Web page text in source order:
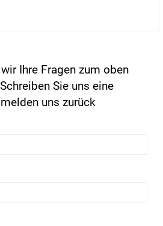
Ihre Fragen zum oben
Sie uns eine
uns zurück